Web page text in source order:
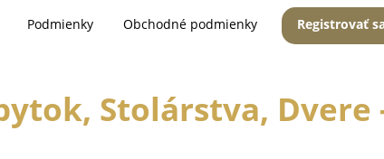
Podmienky Obchodné podmienky Registrovať
Stolárstva, Dvere